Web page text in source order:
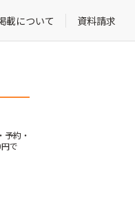
載について 資料請求
予約・
で